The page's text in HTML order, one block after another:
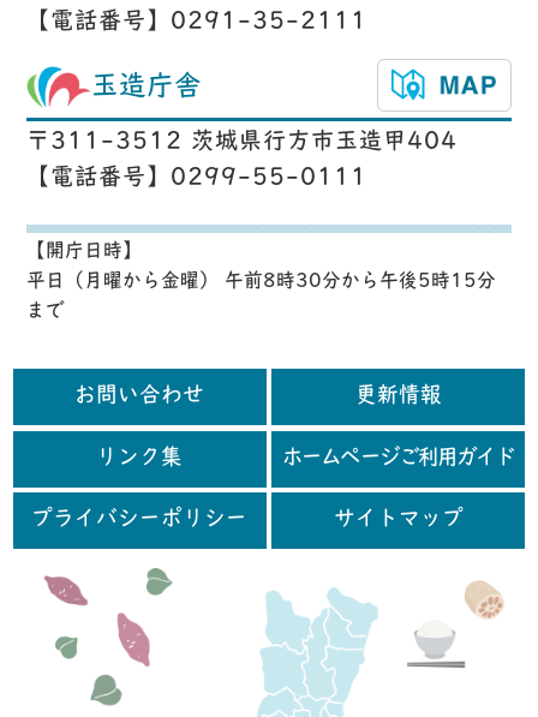
【電話番号】0291-35-2111
玉造庁舎
〒311-3512 茨城県行方市玉造甲404
【電話番号】0299-55-0111
【開庁日時】
平日（月曜から金曜） 午前8時30分から午後5時15分
まで
お問い合わせ 更新情報
リンク集 ホームページご利用ガイド
プライバシーポリシー サイトマップ